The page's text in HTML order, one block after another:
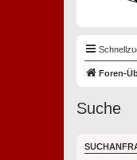
Foren-
Suche